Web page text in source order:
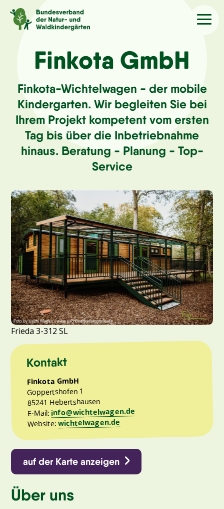
Sprache/Language
Aktuelles
Über uns
Kindergärten
Kontakt
Finkota GmbH
Finkota-Wichtelwagen - der mobile
Kindergarten. Wir begleiten Sie bei
Ihrem Projekt kompetent vom ersten
Tag bis über die Inbetriebnahme
hinaus. Beratung - Planung - Top-
Service
Frieda 3-312 SL
Kontakt
Finkota GmbH
Goppertshofen 1
85241 Hebertshausen
E-Mail: info@wichtelwagen.de
Website:wichtelwagen.de
auf der Karte anzeigen
Über uns